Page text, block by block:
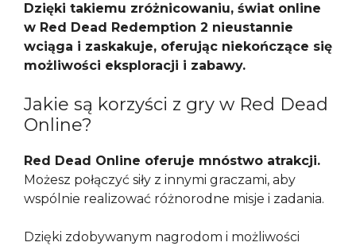
Dzięki takiemu zróżnicowaniu, świat online
w Red Dead Redemption 2 nieustannie
wciąga i zaskakuje, oferując niekończące się
możliwości eksploracji i zabawy.
Jakie są korzyści z gry w Red Dead
Online?
Red Dead Online oferuje mnóstwo atrakcji.
Możesz połączyć siły z innymi graczami, aby
wspólnie realizować różnorodne misje i zadania.
Dzięki zdobywanym nagrodom i możliwości